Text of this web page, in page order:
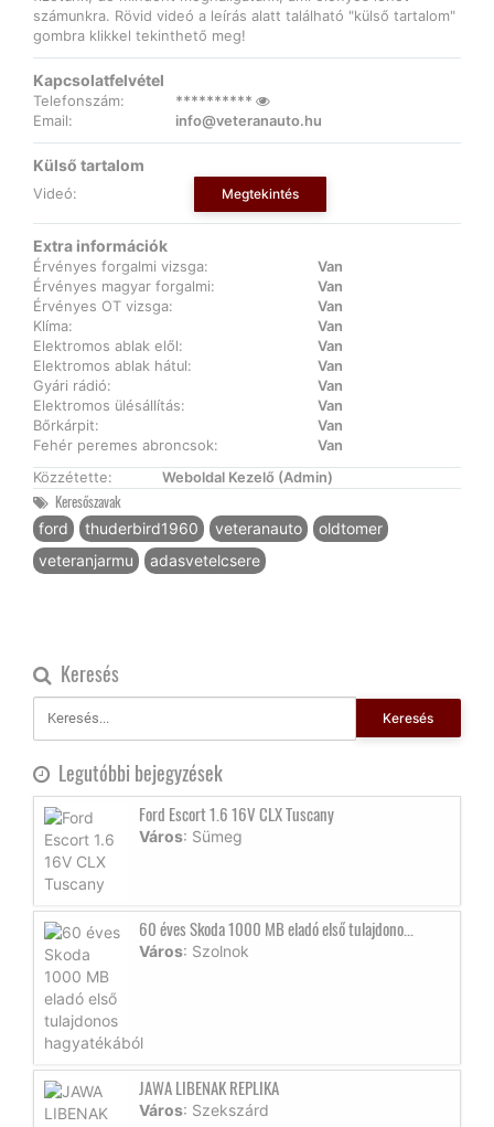
számunkra. Rövid videó a leírás alatt található "külső tartalom"
gombra klikkel tekinthető meg!
Kapcsolatfelvétel
Telefonszám:
**********
Email:
info@veteranauto.hu
Külső tartalom
Videó: Megtekintés
Extra információk
Érvényes forgalmi vizsga:
Van
Érvényes magyar forgalmi:
Van
Érvényes OT vizsga:
Van
Klíma:
Van
Elektromos ablak elől:
Van
Elektromos ablak hátul:
Van
Gyári rádió:
Van
Elektromos ülésállítás:
Van
Bőrkárpit:
Van
Fehér peremes abroncsok:
Van
Közzétette:
Weboldal Kezelő (Admin)
Keresőszavak
ford thuderbird1960 veteranauto
oldtomer
veteranjarmu
adasvetelcsere
Keresés
Keresés
Legutóbbi bejegyzések
Ford Escort 1.6 16V CLX Tuscany
Város: Sümeg
60 éves Skoda 1000 MB eladó első tulajdono...
Város: Szolnok
JAWA LIBENAK REPLIKA
Város: Szekszárd